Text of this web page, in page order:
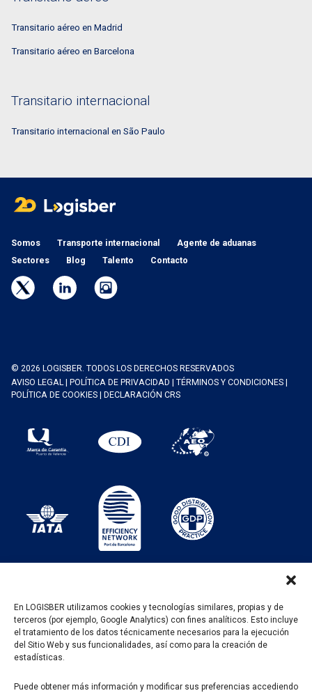
En LOGISBER utilizamos cookies y tecnologías similares, propias y de
terceros (por ejemplo, Google Analytics) con fines analíticos. Esto incluye
el tratamiento de los datos técnicamente necesarios para la ejecución
del Sitio Web y sus funcionalidades, así como para la creación de
estadísticas.
Puede obtener más información y modificar sus preferencias accediendo
Transitario aéreo en Madrid
Transitario aéreo en Barcelona
Transitario internacional
Transitario internacional en São Paulo
Somos Transporte internacional
Agente de aduanas
Sectores
Blog Talento Contacto
© 2026 LOGISBER. TODOS LOS DERECHOS RESERVADOS
AVISO LEGAL | POLÍTICA DE PRIVACIDAD | TÉRMINOS Y CONDICIONES |
POLÍTICA DE COOKIES | DECLARACIÓN CRS
PROGRAMA KIT DIGITAL FINANCIADO POR LOS
FONDOS NEXT GENERATION DEL MECANISMO DE